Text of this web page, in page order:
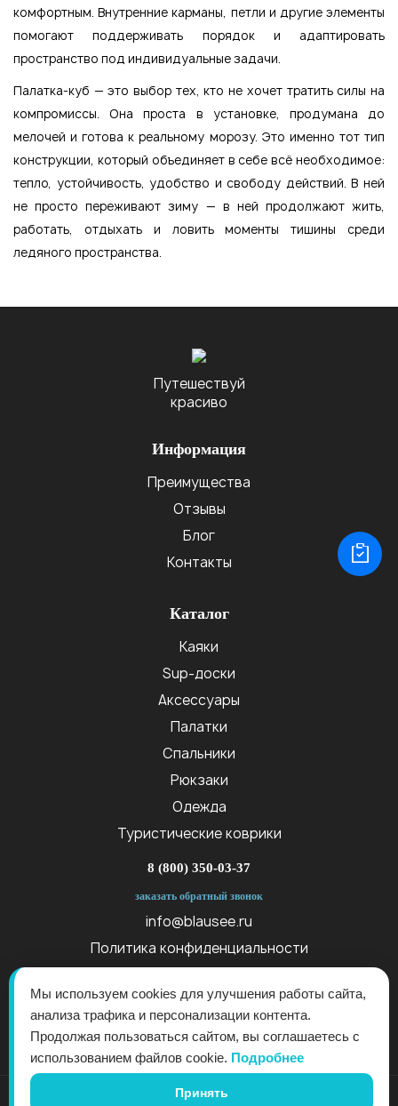
комфортным. Внутренние карманы, петли и другие элементы
помогают поддерживать порядок и адаптировать
пространство под индивидуальные задачи.
Палатка-куб — это выбор тех, кто не хочет тратить силы на
компромиссы. Она проста в установке, продумана до
мелочей и готова к реальному морозу. Это именно тот тип
конструкции, который объединяет в себе всё необходимое:
тепло, устойчивость, удобство и свободу действий. В ней
не просто переживают зиму — в ней продолжают жить,
работать, отдыхать и ловить моменты тишины среди
ледяного пространства.
Путешествуй
красиво
Информация
Преимущества
Отзывы
Блог
Контакты
Каталог
Каяки
Sup-доски
Аксессуары
Палатки
Спальники
Рюкзаки
Одежда
Туристические коврики
8 (800) 350-03-37
заказать обратный звонок
info@blausee.ru
Политика конфиденциальности
© 2017 - 2026 - "Blau See" - производитель снаряжения для активного
Мы используем cookies для улучшения работы сайта,
анализа трафика и персонализации контента.
Продолжая пользоваться сайтом, вы соглашаетесь с
использованием файлов cookie. Подробнее
Принять